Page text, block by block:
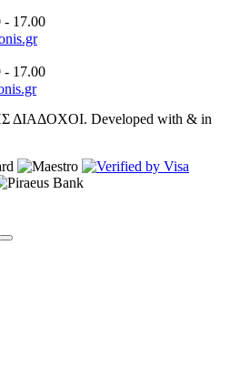
- 17.00
- 17.00
Developed with & in